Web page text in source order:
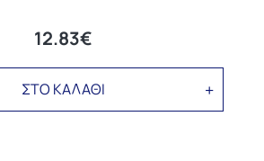
12.83€
ΣΤΟ ΚΑΛΑΘΙ